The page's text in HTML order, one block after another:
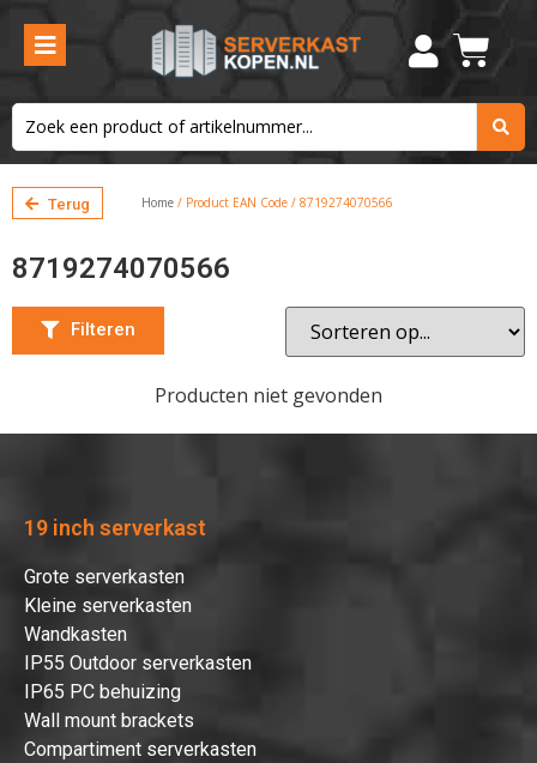
Terug Home / Product EAN Code / 8719274070566
8719274070566
Filteren
Producten niet gevonden
19 inch serverkast
Grote serverkasten
Kleine serverkasten
Wandkasten
IP55 Outdoor serverkasten
IP65 PC behuizing
Wall mount brackets
Compartiment serverkasten